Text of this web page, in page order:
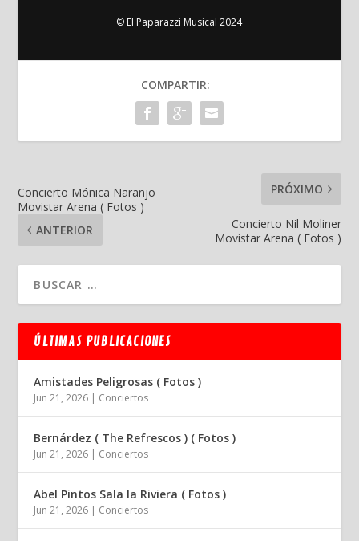
© El Paparazzi Musical 2024
COMPARTIR:
Concierto Mónica Naranjo
Movistar Arena ( Fotos )
ANTERIOR
PRÓXIMO
Concierto Nil Moliner
Movistar Arena ( Fotos )
ÚLTIMAS PUBLICACIONES
Amistades Peligrosas ( Fotos )
Jun 21, 2026 | Conciertos
Bernárdez ( The Refrescos ) ( Fotos )
Jun 21, 2026 | Conciertos
Abel Pintos Sala la Riviera ( Fotos )
Jun 21, 2026 | Conciertos